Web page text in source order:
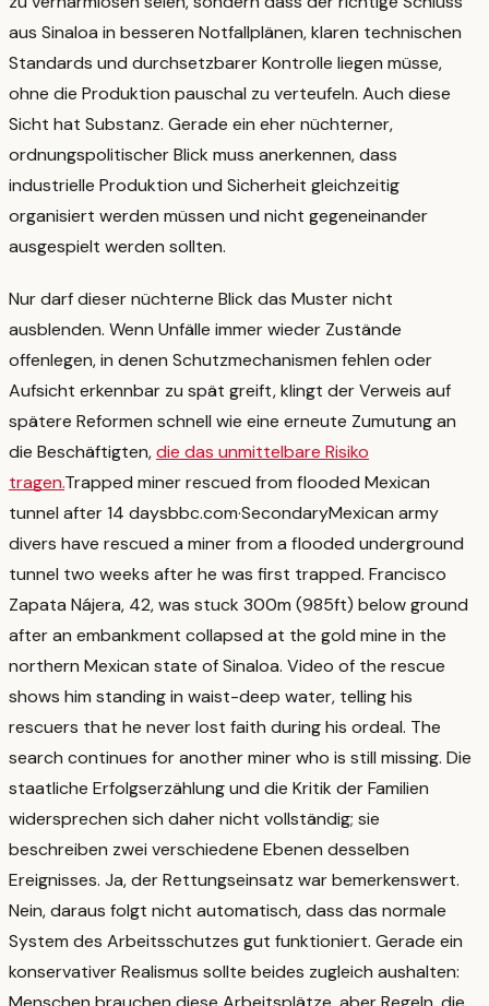
aus Sinaloa in besseren Notfallplänen, klaren technischen
Standards und durchsetzbarer Kontrolle liegen müsse,
ohne die Produktion pauschal zu verteufeln. Auch diese
Sicht hat Substanz. Gerade ein eher nüchterner,
ordnungspolitischer Blick muss anerkennen, dass
industrielle Produktion und Sicherheit gleichzeitig
organisiert werden müssen und nicht gegeneinander
ausgespielt werden sollten.
Nur darf dieser nüchterne Blick das Muster nicht
ausblenden. Wenn Unfälle immer wieder Zustände
offenlegen, in denen Schutzmechanismen fehlen oder
Aufsicht erkennbar zu spät greift, klingt der Verweis auf
spätere Reformen schnell wie eine erneute Zumutung an
die Beschäftigten,die das unmittelbare Risiko
tragen.Trapped miner rescued from flooded Mexican
tunnel after 14 daysbbc.com·SecondaryMexican army
divers have rescued a miner from a flooded underground
tunnel two weeks after he was first trapped. Francisco
Zapata Nájera, 42, was stuck 300m (985ft) below ground
after an embankment collapsed at the gold mine in the
northern Mexican state of Sinaloa. Video of the rescue
shows him standing in waist-deep water, telling his
rescuers that he never lost faith during his ordeal. The
search continues for another miner who is still missing. Die
staatliche Erfolgserzählung und die Kritik der Familien
widersprechen sich daher nicht vollständig; sie
beschreiben zwei verschiedene Ebenen desselben
Ereignisses. Ja, der Rettungseinsatz war bemerkenswert.
Nein, daraus folgt nicht automatisch, dass das normale
System des Arbeitsschutzes gut funktioniert. Gerade ein
konservativer Realismus sollte beides zugleich aushalten: